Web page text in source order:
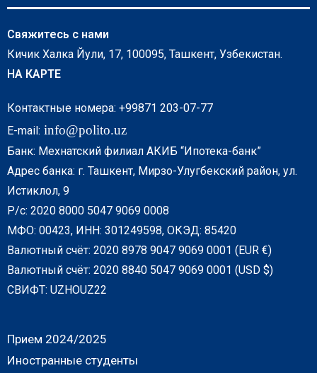
Свяжитесь с нами
Кичик Халка Йули, 17, 100095, Ташкент, Узбекистан.
НА КАРТЕ
Контактные номера: +99871 203-07-77
E-mail: info@polito.uz
Банк: Мехнатский филиал АКИБ “Ипотека-банк”
Адрес банка: г. Ташкент, Мирзо-Улугбекский район, ул.
Истиклол, 9
Р/с: 2020 8000 5047 9069 0008
МФО: 00423, ИНН: 301249598, ОКЭД: 85420
Валютный счёт: 2020 8978 9047 9069 0001 (EUR €)
Валютный счёт: 2020 8840 5047 9069 0001 (USD $)
СВИФТ: UZHOUZ22
Прием 2024/2025
Иностранные студенты